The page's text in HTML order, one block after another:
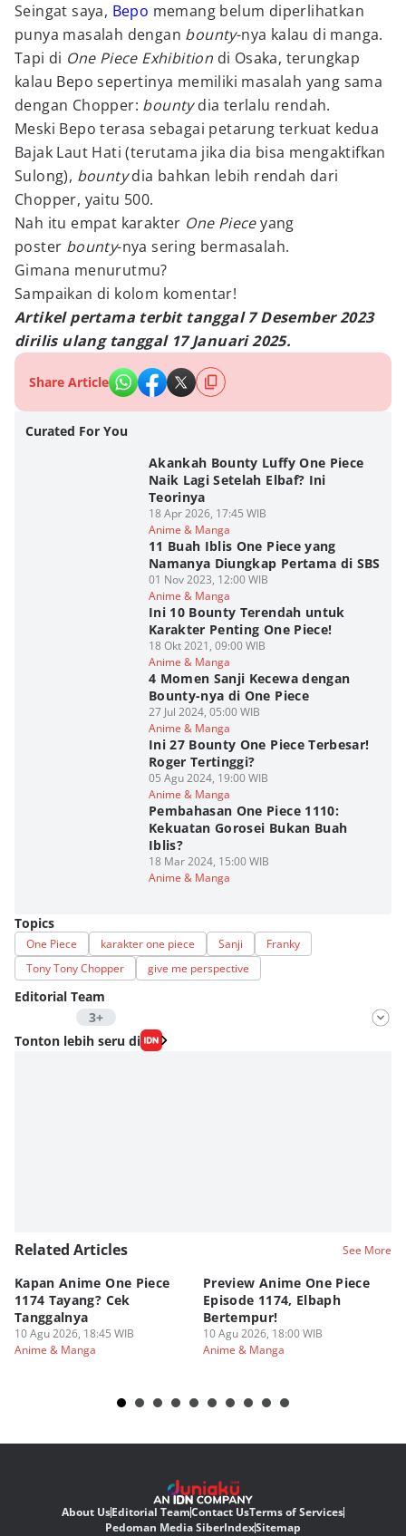
Seingat saya, Bepo memang belum diperlihatkan
punya masalah dengan bounty-nya kalau di manga.
Tapi di One Piece Exhibition di Osaka, terungkap
kalau Bepo sepertinya memiliki masalah yang sama
dengan Chopper: bountydia terlalu rendah.
Meski Bepo terasa sebagai petarung terkuat kedua
Bajak Laut Hati (terutama jika dia bisa mengaktifkan
Sulong), bountydia bahkan lebih rendah dari
Chopper, yaitu 500.
Nah itu empat karakter One Pieceyang
poster bounty-nya sering bermasalah.
Gimana menurutmu?
Sampaikan di kolom komentar!
Artikel pertama terbit tanggal 7 Desember 2023
dirilis ulang tanggal 17 Januari 2025.
Share Article
Curated For You
Akankah Bounty Luffy One Piece
Naik Lagi Setelah Elbaf? Ini
Teorinya
18 Apr 2026, 17:45 WIB
Anime & Manga
11 Buah Iblis One Piece yang
Namanya Diungkap Pertama di SBS
01 Nov 2023, 12:00 WIB
Anime & Manga
Ini 10 Bounty Terendah untuk
Karakter Penting One Piece!
18 Okt 2021, 09:00 WIB
Anime & Manga
4 Momen Sanji Kecewa dengan
Bounty-nya di One Piece
27 Jul 2024, 05:00 WIB
Anime & Manga
Ini 27 Bounty One Piece Terbesar!
Roger Tertinggi?
05 Agu 2024, 19:00 WIB
Anime & Manga
Pembahasan One Piece 1110:
Kekuatan Gorosei Bukan Buah
Iblis?
18 Mar 2024, 15:00 WIB
Anime & Manga
Topics
One Piece karakter one piece Sanji
Franky
Tony Tony Chopper
give me perspective
Editorial Team
3+
Editor
Tonton lebih seru di
Related Articles See More
Kapan Anime One Piece
1174 Tayang? Cek
Tanggalnya
10 Agu 2026, 18:45 WIB
Anime & Manga
Preview Anime One Piece
Episode 1174, Elbaph
Bertempur!
10 Agu 2026, 18:00 WIB
Anime & Manga
About UsEditorial TeamContact UsTerms of Services
Pedoman Media SiberIndexSitemap